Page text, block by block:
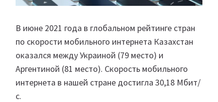
В июне 2021 года в глобальном рейтинге стран
по скорости мобильного интернета Казахстан
оказался между Украиной (79 место) и
Аргентиной (81 место). Скорость мобильного
интернета в нашей стране достигла 30,18 Мбит/
с.